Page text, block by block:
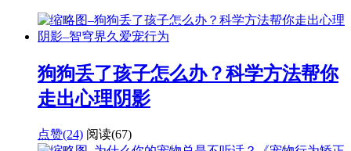
狗狗丢了孩子怎么办？科学方法帮你
走出心理阴影
点赞(24) 阅读(67)